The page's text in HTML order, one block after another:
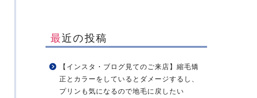
最近の投稿
【インスタ・ブログ見てのご来店】縮毛矯
正とカラーをしているとダメージするし、
プリンも気になるので地毛に戻したい